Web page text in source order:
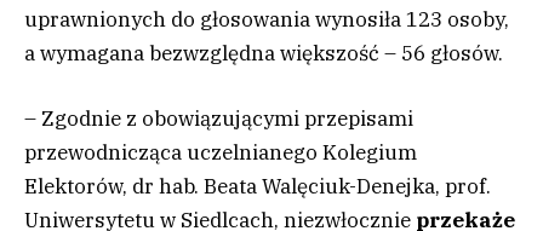
uprawnionych do głosowania wynosiła 123 osoby,
a wymagana bezwzględna większość – 56 głosów.
– Zgodnie z obowiązującymi przepisami
przewodnicząca uczelnianego Kolegium
Elektorów, dr hab. Beata Walęciuk-Denejka, prof.
Uniwersytetu w Siedlcach, niezwłocznie przekaże